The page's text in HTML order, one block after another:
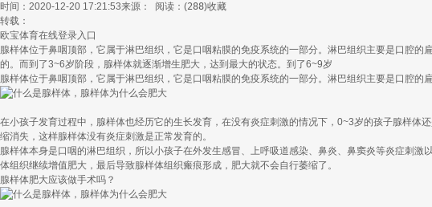
时间：2020-12-20 17:21:53来源： 阅读： (288)收藏
转载：
欧宝体育在线登录入口
腺样体位于鼻咽顶部，它属于淋巴组织，它是口咽粘膜的免疫系统的一部分。淋巴组织主要是口腔
的。而到了3~6岁阶段，腺样体就逐渐增生肥大，达到最大的状态。到了6~9岁
腺样体位于鼻咽顶部，它属于淋巴组织，它是口咽粘膜的免疫系统的一部分。淋巴组织主要是口腔的
在小孩子发育过程中，腺样体也经历它的生长发育，在没有炎症刺激的情况下，0~3岁的孩子腺样
缩消失，这样腺样体没有炎症刺激是正常发育的。
腺样体本身是口咽的淋巴组织，所以小孩子在外发生感冒、上呼吸道感染、鼻炎、鼻窦炎等炎症刺
体组织继续增值肥大，最后导致腺样体组织瘢痕形成，肥大就不会自行萎缩了。
腺样体肥大应该做手术吗？